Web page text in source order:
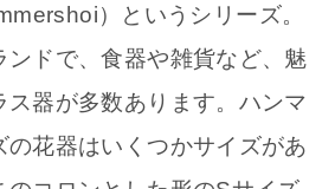
）というシリーズ。
ンドで、食器や雑貨など、魅
ス器が多数あります。ハンマ
の花器はいくつかサイズがあ